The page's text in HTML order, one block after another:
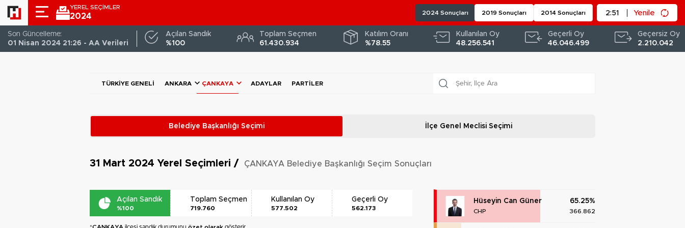
YEREL SEÇİMLER
2024 2024 Sonuçları 2019 Sonuçları 2014 Sonuçları 2:50 Yenile
Son Güncelleme:
01 Nisan 2024 21:26 - AA Verileri
Açılan Sandık
%100
Toplam Seçmen
61.430.934
Katılım Oranı
%78.55
Kullanılan Oy
48.256.541
Geçerli Oy
46.046.499
Geçersiz Oy
2.210.042
TÜRKIYE GENELI ANKARA ÇANKAYA ADAYLAR PARTILER
Belediye Başkanlığı Seçimi İlçe Genel MeclisiSeçimi
31 Mart 2024 Yerel Seçimleri / ÇANKAYA Belediye Başkanlığı Seçim Sonuçları
Açılan Sandık
%100
Toplam Seçmen
719.760
Kullanılan Oy
577.502
Geçerli Oy
562.173
*ÇANKAYA ilçesi sandık durumunu özet olarak gösterir.
Hüseyin Can Güner
CHP
65.25%
366.862